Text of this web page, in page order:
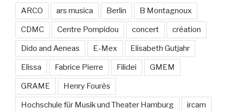
ARCO ars musica Berlin B Montagnoux
CDMC Centre Pompidou concert création
Dido and Aeneas E-Mex Elisabeth Gutjahr
Elissa Fabrice Pierre Filidei GMEM
GRAME Henry Fourès
Hochschule für Musik und Theater Hamburg ircam